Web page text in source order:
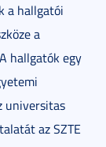
a hallgatói
a
hallgatók egy
universitas
az SZTE